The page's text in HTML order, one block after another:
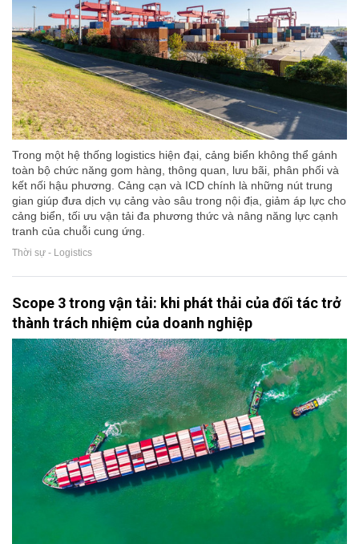
Trong một hệ thống logistics hiện đại, cảng biển không thể gánh
toàn bộ chức năng gom hàng, thông quan, lưu bãi, phân phối và
kết nối hậu phương. Cảng cạn và ICD chính là những nút trung
gian giúp đưa dịch vụ cảng vào sâu trong nội địa, giảm áp lực cho
cảng biển, tối ưu vận tải đa phương thức và nâng năng lực cạnh
tranh của chuỗi cung ứng.
Thời sự - Logistics
Scope 3 trong vận tải: khi phát thải của đối tác trở
thành trách nhiệm của doanh nghiệp